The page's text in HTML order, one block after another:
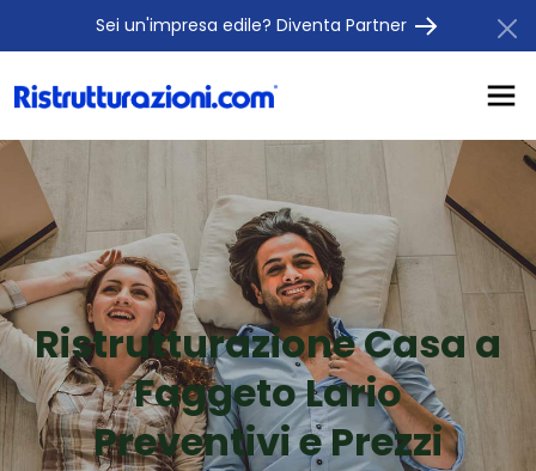
Sei un'impresa edile? Diventa Partner
Ristrutturazione Casa a
Faggeto Lario
Preventivi e Prezzi